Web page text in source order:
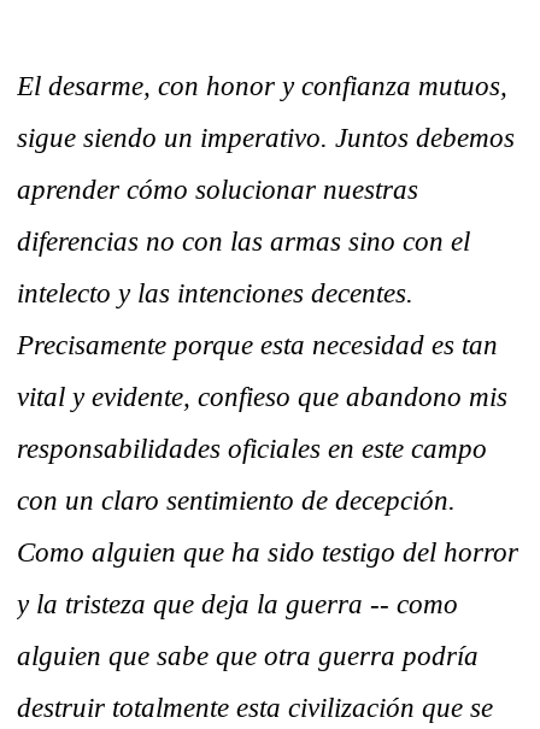
El desarme, con honor y confianza mutuos,
sigue siendo un imperativo. Juntos debemos
aprender cómo solucionar nuestras
diferencias no con las armas sino con el
intelecto y las intenciones decentes.
Precisamente porque esta necesidad es tan
vital y evidente, confieso que abandono mis
responsabilidades oficiales en este campo
con un claro sentimiento de decepción.
Como alguien que ha sido testigo del horror
y la tristeza que deja la guerra -- como
alguien que sabe que otra guerra podría
destruir totalmente esta civilización que se